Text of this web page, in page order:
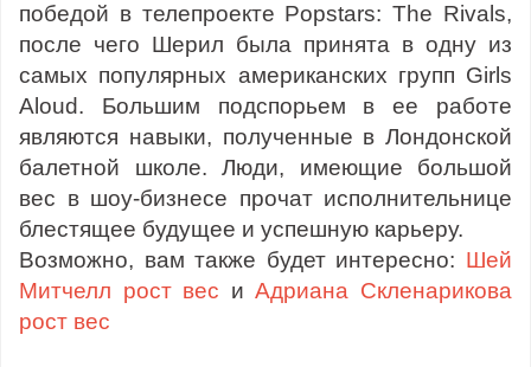
победой в телепроекте Popstars: The Rivals,
после чего Шерил была принята в одну из
самых популярных американских групп Girls
Aloud. Большим подспорьем в ее работе
являются навыки, полученные в Лондонской
балетной школе. Люди, имеющие большой
вес в шоу-бизнесе прочат исполнительнице
блестящее будущее и успешную карьеру.
Возможно, вам также будет интересно: Шей
Митчелл рост вес иАдриана Скленарикова
рост вес